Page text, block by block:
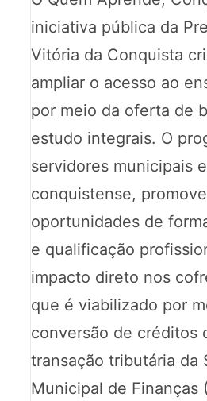
iniciativa pública da
Vitória da Conquista
ampliar o acesso ao
por meio da oferta de
estudo integrais. O
servidores municipais
conquistense,
oportunidades de
e qualificação
impacto direto nos
que é viabilizado por
conversão de créditos
transação tributária da
Municipal de Finanças